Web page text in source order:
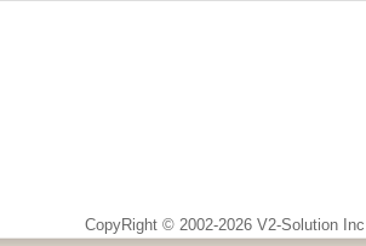
CopyRight © 2002-2026 V2-Solution